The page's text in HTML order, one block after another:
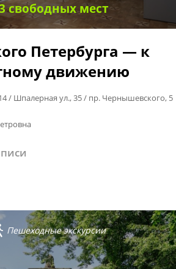
свободных мест
Петербурга — к
движению
/ Шпалерная ул., 35 / пр. Чернышевского, 5
Пешеходные экскурсии